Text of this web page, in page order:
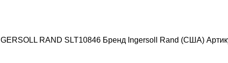
RAND SLT10846 Бренд Ingersoll Rand (США)